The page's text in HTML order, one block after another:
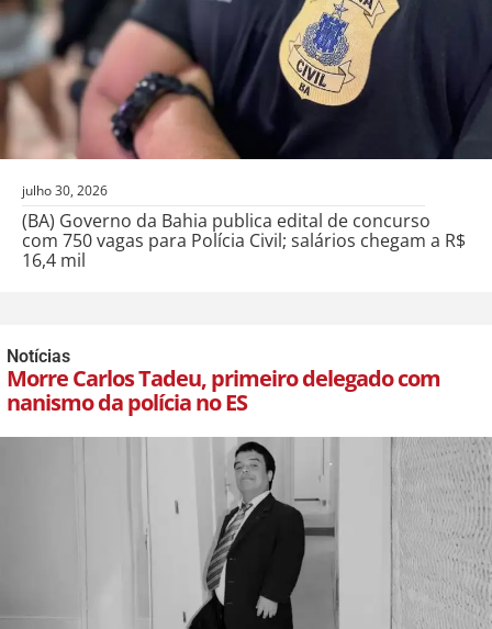
julho 30, 2026
(BA) Governo da Bahia publica edital de concurso
com 750 vagas para Polícia Civil; salários chegam a R$
16,4 mil
Notícias
Morre Carlos Tadeu, primeiro delegado com
nanismo da polícia no ES